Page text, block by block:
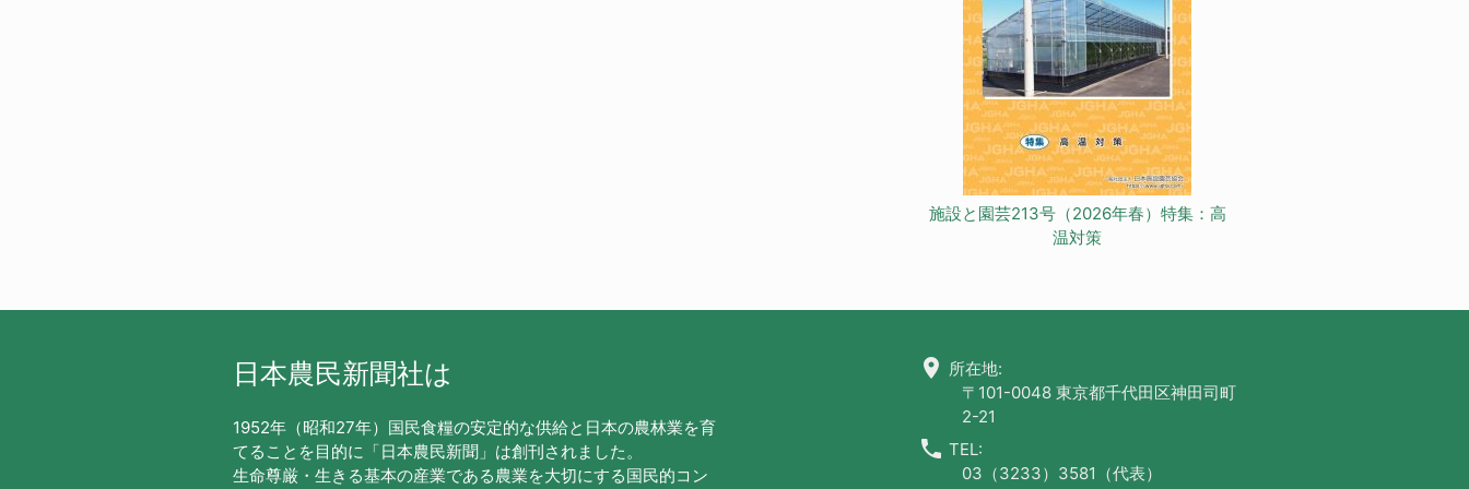
施設と園芸213号（2026年春）特集：高
温対策
日本農民新聞社は
1952年（昭和27年）国民食糧の安定的な供給と日本の農林業を育
てることを目的に「日本農民新聞」は創刊されました。
生命尊厳・生きる基本の産業である農業を大切にする国民的コン
location_on 所在地:
〒101-0048 東京都千代田区神田司町
2-21
call TEL:
03（3233）3581（代表）